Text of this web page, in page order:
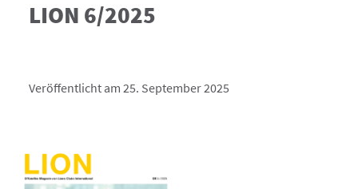
LION 6/2025
Veröffentlicht am 25. September 2025